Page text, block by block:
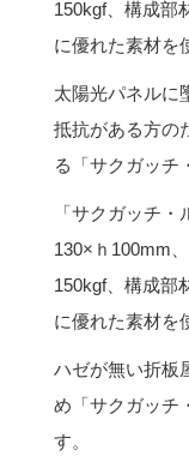
150kgf、構成部
に優れた素材を
太陽光パネルに
抵抗がある方の
る「サクガッチ
「サクガッチ
130×ｈ100mm
150kgf、構成部
に優れた素材を
ハゼが無い折板
め「サクガッチ
す。